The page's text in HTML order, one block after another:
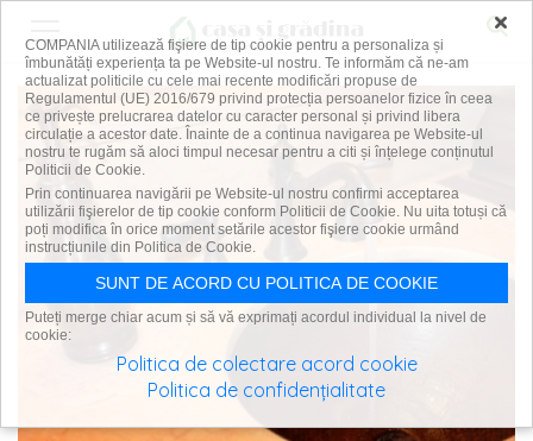
×
COMPANIA utilizează fişiere de tip cookie pentru a personaliza și
îmbunătăți experiența ta pe Website-ul nostru. Te informăm că ne-am
actualizat politicile cu cele mai recente modificări propuse de
Regulamentul (UE) 2016/679 privind protecția persoanelor fizice în ceea
ce privește prelucrarea datelor cu caracter personal și privind libera
circulație a acestor date. Înainte de a continua navigarea pe Website-ul
nostru te rugăm să aloci timpul necesar pentru a citi și înțelege conținutul
Politicii de Cookie.
Prin continuarea navigării pe Website-ul nostru confirmi acceptarea
utilizării fişierelor de tip cookie conform Politicii de Cookie. Nu uita totuși că
poți modifica în orice moment setările acestor fişiere cookie urmând
instrucțiunile din Politica de Cookie.
SUNT DE ACORD CU POLITICA DE COOKIE
Puteți merge chiar acum și să vă exprimați acordul individual la nivel de
cookie:
Politica de colectare acord cookie
Politica de confidențialitate